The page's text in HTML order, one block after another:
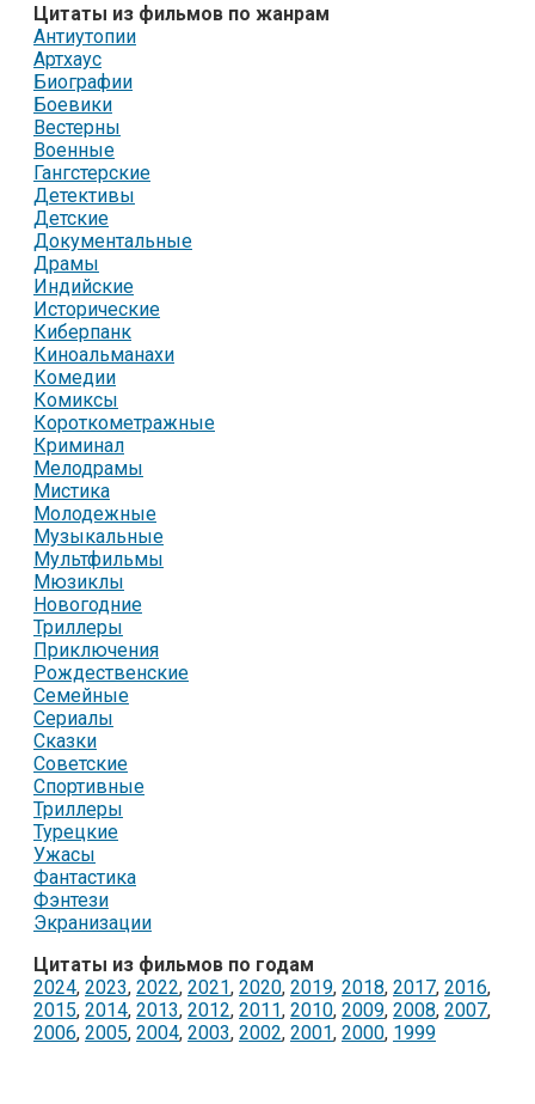
Цитаты из фильмов по жанрам
Антиутопии
Артхаус
Биографии
Боевики
Вестерны
Военные
Гангстерские
Детективы
Детские
Документальные
Драмы
Индийские
Исторические
Киберпанк
Киноальманахи
Комедии
Комиксы
Короткометражные
Криминал
Мелодрамы
Мистика
Молодежные
Музыкальные
Мультфильмы
Мюзиклы
Новогодние
Триллеры
Приключения
Рождественские
Семейные
Сериалы
Сказки
Советские
Спортивные
Триллеры
Турецкие
Ужасы
Фантастика
Фэнтези
Экранизации
Цитаты из фильмов по годам
2024, 2023, 2022, 2021, 2020, 2019, 2018, 2017, 2016,
2015, 2014, 2013, 2012, 2011, 2010, 2009, 2008, 2007,
2006, 2005, 2004, 2003, 2002, 2001, 2000, 1999